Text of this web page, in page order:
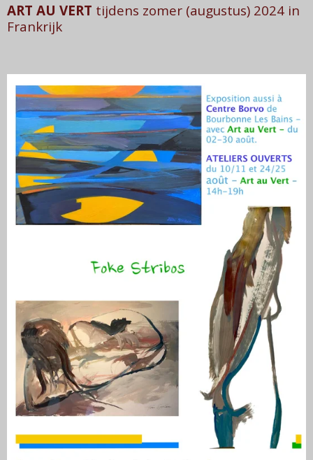
ART AU VERT tijdens zomer (augustus) 2024 in
Frankrijk